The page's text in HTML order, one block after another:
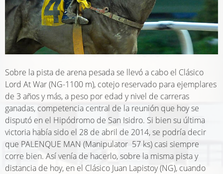
Sobre la pista de arena pesada se llevó a cabo el Clásico
Lord At War (NG-1100 m), cotejo reservado para ejemplares
de 3 años y más, a peso por edad y nivel de carreras
ganadas, competencia central de la reunión que hoy se
disputó en el Hipódromo de San Isidro. Si bien su última
victoria había sido el 28 de abril de 2014, se podría decir
que PALENQUE MAN (Manipulator  57 ks) casi siempre
corre bien. Así venía de hacerlo, sobre la misma pista y
distancia de hoy, en el Clásico Juan Lapistoy (NG), cuando